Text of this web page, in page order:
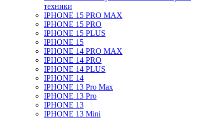
техники
IPHONE 15 PRO MAX
IPHONE 15 PRO
IPHONE 15 PLUS
IPHONE 15
IPHONE 14 PRO MAX
IPHONE 14 PRO
IPHONE 14 PLUS
IPHONE 14
IPHONE 13 Pro Max
IPHONE 13 Pro
IPHONE 13
IPHONE 13 Mini